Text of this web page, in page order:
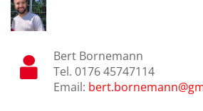
Bert Bornemann
Tel. 0176 45747114
Email: